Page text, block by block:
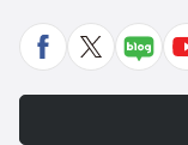
페
X
네